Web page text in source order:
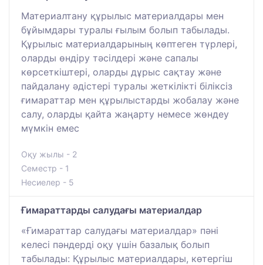
Материалтану құрылыс материалдары мен
бұйымдары туралы ғылым болып табылады.
Құрылыс материалдарының көптеген түрлері,
оларды өндіру тәсілдері және сапалы
көрсеткіштері, оларды дұрыс сақтау және
пайдалану әдістері туралы жеткілікті біліксіз
ғимараттар мен құрылыстарды жобалау және
салу, оларды қайта жаңарту немесе жөндеу
мүмкін емес
Оқу жылы - 2
Семестр - 1
Несиелер - 5
Ғимараттарды салудағы материалдар
«Ғимараттар салудағы материалдар» пәні
келесі пәндерді оқу үшін базалық болып
табылады: Құрылыс материалдары, көтергіш